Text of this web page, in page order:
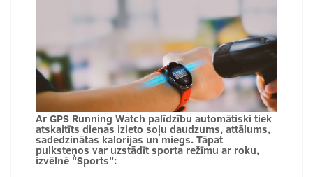
Ar GPS Running Watch palīdzību automātiski tiek
atskaitīts dienas izieto soļu daudzums, attālums,
sadedzinātas kalorijas un miegs. Tāpat
pulksteņos var uzstādīt sporta režīmu ar roku,
izvēlnē "Sports":